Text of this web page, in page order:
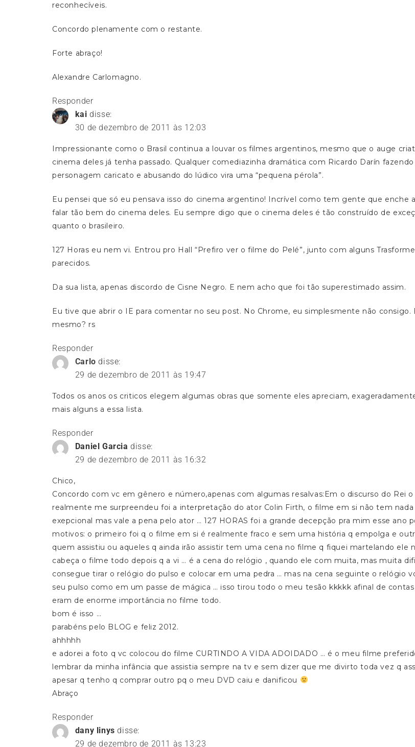
reconhecíveis.
Concordo plenamente com o restante.
Forte abraço!
Alexandre Carlomagno.
Responder
kai disse:
30 de dezembro de 2011 às 12:03
Impressionante como o Brasil continua a louvar os filmes argentinos, mesmo que o auge
cinema deles já tenha passado. Qualquer comediazinha dramática com Ricardo Darín
personagem caricato e abusando do lúdico vira uma “pequena pérola”.
Eu pensei que só eu pensava isso do cinema argentino! Incrível como tem gente que enche
falar tão bem do cinema deles. Eu sempre digo que o cinema deles é tão construído de
quanto o brasileiro.
127 Horas eu nem vi. Entrou pro Hall “Prefiro ver o filme do Pelé”, junto com alguns
parecidos.
Da sua lista, apenas discordo de Cisne Negro. E nem acho que foi tão superestimado assim.
Eu tive que abrir o IE para comentar no seu post. No Chrome, eu simplesmente não consigo.
mesmo? rs
Responder
Carlo disse:
29 de dezembro de 2011 às 19:47
Todos os anos os criticos elegem algumas obras que somente eles apreciam,
mais alguns a essa lista.
Responder
Daniel Garcia disse:
29 de dezembro de 2011 às 16:32
Chico,
Concordo com vc em gênero e número,apenas com algumas resalvas:Em o discurso do Rei o
realmente me surpreendeu foi a interpretação do ator Colin Firth, o filme em si não tem nada
exepcional mas vale a pena pelo ator … 127 HORAS foi a grande decepção pra mim esse ano
motivos: o primeiro foi q o filme em si é realmente fraco e sem uma história q empolga e
quem assistiu ou aqueles q ainda irão assistir tem uma cena no filme q fiquei martelando ele
cabeça o filme todo depois q a vi … é a cena do relógio , quando ele com muita, mas muita
consegue tirar o relógio do pulso e colocar em uma pedra … mas na cena seguinte o relógio
seu pulso como em um passe de mágica … isso tirou todo o meu tesão kkkkk afinal de contas
eram de enorme importância no filme todo.
bom é isso …
parabéns pelo BLOG e feliz 2012.
ahhhhh
e adorei a foto q vc colocou do filme CURTINDO A VIDA ADOIDADO … é o meu filme
lembrar da minha infância que assistia sempre na tv e sem dizer que me divirto toda vez q
apesar q tenho q comprar outro pq o meu DVD caiu e danificou
Abraço
Responder
dany linys disse:
29 de dezembro de 2011 às 13:23